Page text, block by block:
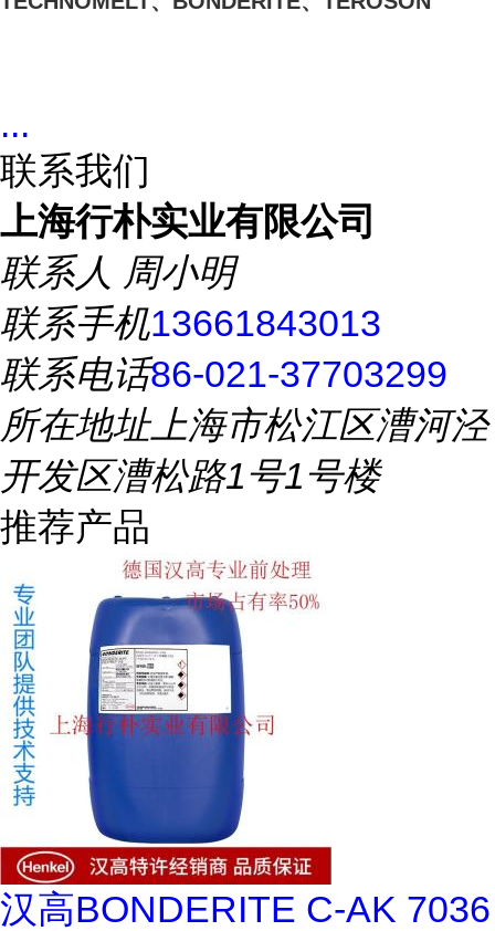
...
联系我们
上海行朴实业有限公司
联系人 周小明
联系手机13661843013
联系电话86-021-37703299
所在地址上海市松江区漕河泾
开发区漕松路1号1号楼
推荐产品
汉高BONDERITE C-AK 7036